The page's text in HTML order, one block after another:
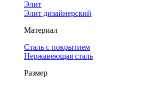
Элит
Элит дизайнерский
Материал
Сталь с покрытием
Нержавеющая сталь
Размер